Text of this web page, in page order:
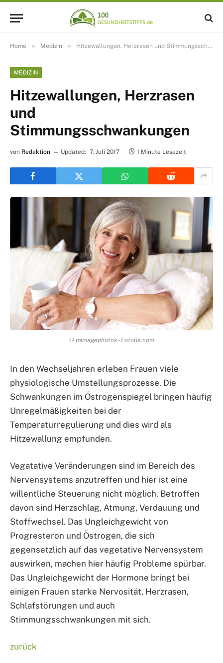
Home » Medizin » Hitzewallungen, Herzrasen und Stimmungsschwankungen
MEDIZIN
Hitzewallungen, Herzrasen
und
Stimmungsschwankungen
von Redaktion Updated: 7. Juli 2017 1 Minute Lesezeit
© mimagephotos - Fotolia.com
In den Wechseljahren erleben Frauen viele
physiologische Umstellungsprozesse. Die
Schwankungen im Östrogenspiegel bringen häufig
Unregelmäßigkeiten bei der
Temperaturregulierung und dies wird als
Hitzewallung empfunden.
Vegatative Veränderungen sind im Bereich des
Nervensystems anzutreffen und hier ist eine
willentliche Steuerung nicht möglich. Betroffen
davon sind Herzschlag, Atmung, Verdauung und
Stoffwechsel. Das Ungleichgewicht von
Progresteron und Östrogen, die sich
gegensetzlich auf das vegetative Nervensystem
auswirken, machen hier häufig Probleme spürbar.
Das Ungleichgewicht der Hormone bringt bei
einigen Frauen starke Nervosität, Herzrasen,
Schlafstörungen und auch
Stimmungsschwankungen mit sich.
zurück